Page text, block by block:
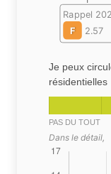
Rappel
F
2.57
Je peux
résidentielles
PAS DU TOUT
Dans le détail,